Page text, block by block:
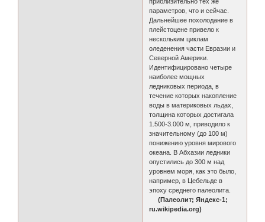
приблизительно тех же
параметров, что и сейчас.
Дальнейшее похолодание в
плейстоцене привело к
нескольким циклам
оледенения части Евразии и
Северной Америки.
Идентифицировано четыре
наиболее мощных
ледниковых периода, в
течение которых накопление
воды в материковых льдах,
толщина которых достигала
1.500-3.000 м, приводило к
значительному (до 100 м)
понижению уровня мирового
океана. В Абхазии ледники
опустились до 300 м над
уровнем моря, как это было,
например, в Цебельде в
эпоху среднего палеолита.
(Палеолит; Яндекс-1;
ru.wikipedia.org)